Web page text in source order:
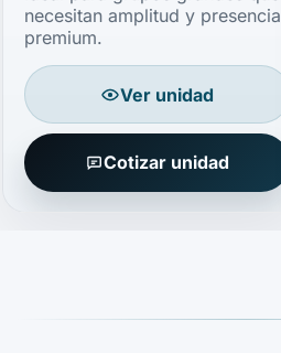
necesitan amplitud y presencia
premium.
Ver unidad
Cotizar unidad